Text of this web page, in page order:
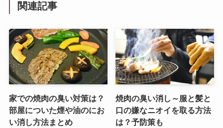
関連記事
家での焼肉の臭い対策は？
部屋についた煙や油のにお
い消し方法まとめ
焼肉の臭い消し～服と髪と
口の嫌なニオイを取る方法
は？予防策も